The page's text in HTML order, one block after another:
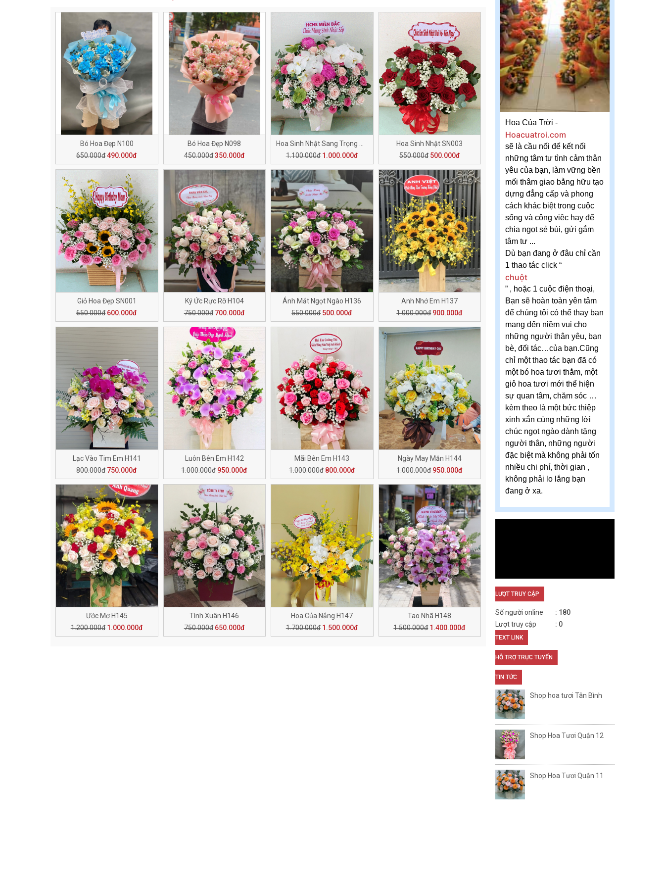
Bó Hoa Đẹp N100
650.000đ490.000đ
Bó Hoa Đẹp N098
450.000đ 350.000đ
1.100.000đ 1.000.000đ
Hoa Sinh Nhật SN003
550.000đ 500.000đ
Giỏ Hoa Đẹp SN001
650.000đ 600.000đ
Ký Ức Rực Rỡ H104
750.000đ 700.000đ
Ánh Mắt Ngọt Ngào H136
550.000đ 500.000đ
Anh Nhớ Em H137
1.000.000đ 900.000đ
Lạc Vào Tim Em H141
800.000đ 750.000đ
Luôn Bên Em H142
1.000.000đ 950.000đ
Mãi Bên Em H143
1.000.000đ 800.000đ
Ngày May Mắn H144
1.000.000đ 950.000đ
Ước Mơ H145
1.200.000đ 1.000.000đ
Tình Xuân H146
750.000đ 650.000đ
Hoa Của Nắng H147
1.700.000đ 1.500.000đ
Tao Nhã H148
1.500.000đ 1.400.000đ
Hoa Của Trời -
Hoacuatroi.com
sẽ là cầu nối để kết nối
những tâm tư tình cảm thân
yêu của bạn, làm vững bền
mối thâm giao bằng hữu tạo
dựng đẳng cấp và phong
cách khác biệt trong cuộc
sống và công việc hay để
chia ngọt sẻ bùi, gửi gắm
tâm tư ...
Dù bạn đang ở đâu chỉ cần
1 thao tác click “
chuột
” , hoặc 1 cuộc điện thoại,
Bạn sẽ hoàn toàn yên tâm
để chúng tôi có thể thay bạn
mang đến niềm vui cho
những người thân yêu, bạn
bè, đối tác…của bạn.Cũng
chỉ một thao tác bạn đã có
một bó hoa tươi thắm, một
giỏ hoa tươi mới thể hiện
sự quan tâm, chăm sóc …
kèm theo là một bức thiệp
xinh xắn cùng những lời
chúc ngọt ngào dành tặng
người thân, những người
đặc biệt mà không phải tốn
nhiều chi phí, thời gian ,
không phải lo lắng bạn
đang ở xa.
LƯỢT TRUY CẬP
Số người online
180
Lượt truy cập
0
TEXT LINK
HỖ TRỢ TRỰC TUYẾN
TIN TỨC
Shop hoa tươi Tân Bình
Shop Hoa Tươi Quận 12
Shop Hoa Tươi Quận 11